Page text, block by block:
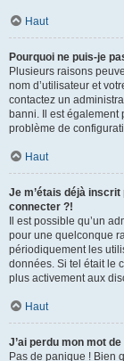
Haut
Pourquoi ne puis-je
Plusieurs raisons
nom d’utilisateur et
contactez un
banni. Il est également
problème de
Haut
Je m’étais déjà
connecter ?!
Il est possible qu’un
pour une quelconque
périodiquement les
données. Si tel était le
plus activement aux
Haut
J’ai perdu mon mot
Pas de panique ! Bien